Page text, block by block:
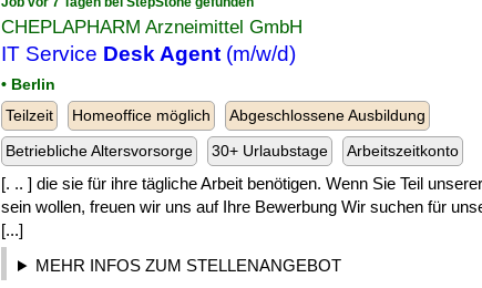
CHEPLAPHARM Arzneimittel GmbH
IT Service Desk Agent (m/w/d)
• Berlin
Teilzeit
Homeoffice möglich
Abgeschlossene Ausbildung
Betriebliche Altersvorsorge
30+ Urlaubstage Arbeitszeitkonto
[. .. ] die sie für ihre tägliche Arbeit benötigen. Wenn Sie Teil
sein wollen, freuen wir uns auf Ihre Bewerbung Wir suchen für
[...]
MEHR INFOS ZUM STELLENANGEBOT